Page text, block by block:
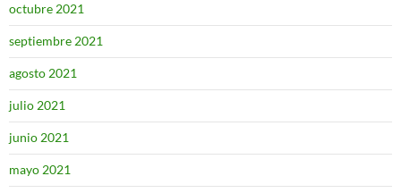
octubre 2021
septiembre 2021
agosto 2021
julio 2021
junio 2021
mayo 2021